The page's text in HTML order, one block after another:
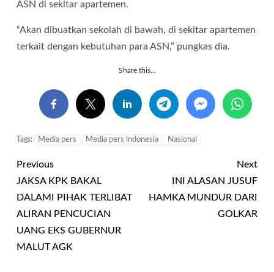
ASN di sekitar apartemen.
“Akan dibuatkan sekolah di bawah, di sekitar apartemen
terkait dengan kebutuhan para ASN,” pungkas dia.
Share this...
Tags: Media pers Media pers indonesia Nasional
Previous
JAKSA KPK BAKAL
DALAMI PIHAK TERLIBAT
ALIRAN PENCUCIAN
UANG EKS GUBERNUR
MALUT AGK
Next
INI ALASAN JUSUF
HAMKA MUNDUR DARI
GOLKAR